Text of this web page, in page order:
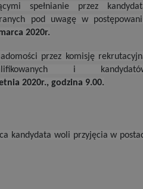
spełnianie przez
pod uwagę w
2020r.
przez komisję
i
2020r., godzina 9.00.
kandydata woli przyjęcia w